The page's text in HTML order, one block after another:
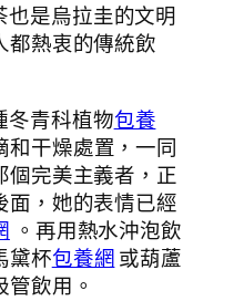
是烏拉圭的文明
都熱衷的傳統飲
冬青科植物包養
和干燥處置，一同
個完美主義者，正
面，她的表情已經
。再用熱水沖泡飲
黛杯包養網或葫蘆
飲用。